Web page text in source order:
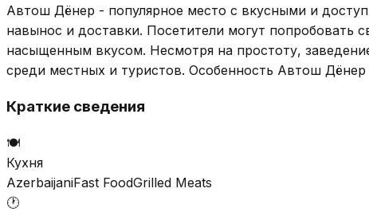
Автош Дёнер - популярное место с вкусными и
навынос и доставки. Посетители могут
насыщенным вкусом. Несмотря на простоту,
среди местных и туристов. Особенность Автош
Краткие сведения
🍽️
Кухня
AzerbaijaniFast FoodGrilled Meats
🕐